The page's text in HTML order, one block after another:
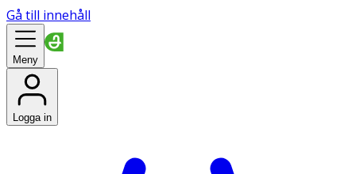
Gå till innehåll
Meny
Logga in